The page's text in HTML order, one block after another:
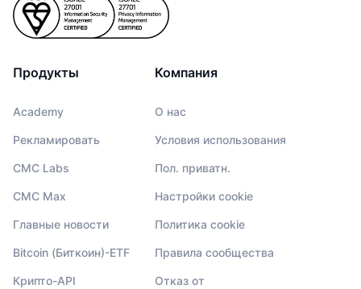
Продукты
Academy
Рекламировать
CMC Labs
CMC Max
Главные новости
Bitcoin (Биткоин)-ETF
Крипто-API
Компания
О нас
Условия использования
Пол. приватн.
Настройки cookie
Политика cookie
Правила сообщества
Отказ от